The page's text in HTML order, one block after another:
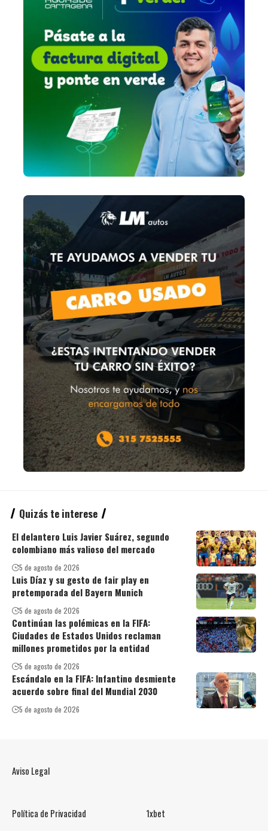
Quizás te interese
El delantero Luis Javier Suárez, segundo
colombiano más valioso del mercado
5 de agosto de 2026
Luis Díaz y su gesto de fair play en
pretemporada del Bayern Munich
5 de agosto de 2026
Continúan las polémicas en la FIFA:
Ciudades de Estados Unidos reclaman
millones prometidos por la entidad
5 de agosto de 2026
Escándalo en la FIFA: Infantino desmiente
acuerdo sobre final del Mundial 2030
5 de agosto de 2026
Aviso Legal
Política de Privacidad 1xbet